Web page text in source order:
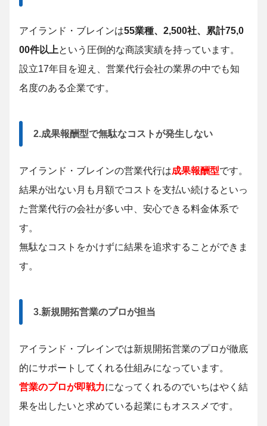
アイランド・ブレインは55業種、2,500社、累計75,0
00件以上という圧倒的な商談実績を持っています。
設立17年目を迎え、営業代行会社の業界の中でも知
名度のある企業です。
2.成果報酬型で無駄なコストが発生しない
アイランド・ブレインの営業代行は成果報酬型です。
結果が出ない月も月額でコストを支払い続けるといっ
た営業代行の会社が多い中、安心できる料金体系で
す。
無駄なコストをかけずに結果を追求することができま
す。
3.新規開拓営業のプロが担当
アイランド・ブレインでは新規開拓営業のプロが徹底
的にサポートしてくれる仕組みになっています。
営業のプロが即戦力になってくれるのでいちはやく結
果を出したいと求めている起業にもオススメです。